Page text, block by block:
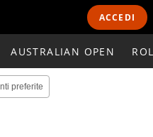
ACCEDI
AUSTRALIAN OPEN
preferite